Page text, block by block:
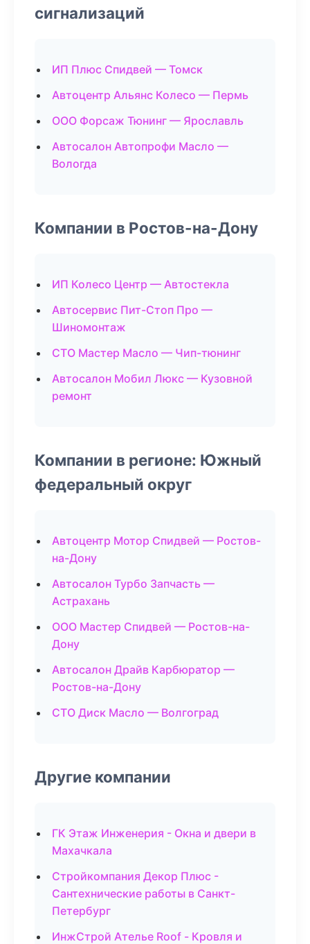
сигнализаций
ИП Плюс Спидвей — Томск
Автоцентр Альянс Колесо — Пермь
ООО Форсаж Тюнинг — Ярославль
Автосалон Автопрофи Масло —
Вологда
Компании в Ростов-на-Дону
ИП Колесо Центр — Автостекла
Автосервис Пит-Стоп Про —
Шиномонтаж
СТО Мастер Масло — Чип-тюнинг
Автосалон Мобил Люкс — Кузовной
ремонт
Компании в регионе: Южный
федеральный округ
Автоцентр Мотор Спидвей — Ростов-
на-Дону
Автосалон Турбо Запчасть —
Астрахань
ООО Мастер Спидвей — Ростов-на-
Дону
Автосалон Драйв Карбюратор —
Ростов-на-Дону
СТО Диск Масло — Волгоград
Другие компании
ГК Этаж Инженерия - Окна и двери в
Махачкала
Стройкомпания Декор Плюс -
Сантехнические работы в Санкт-
Петербург
ИнжСтрой Ателье Roof - Кровля и